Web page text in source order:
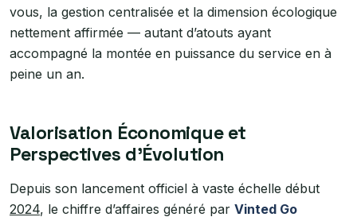
vous, la gestion centralisée et la dimension écologique
nettement affirmée — autant d’atouts ayant
accompagné la montée en puissance du service en à
peine un an.
Valorisation Économique et
Perspectives d’Évolution
Depuis son lancement officiel à vaste échelle début
2024, le chiffre d’affaires généré par Vinted Go